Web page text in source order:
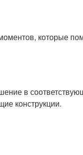
которые
в
конструкции.